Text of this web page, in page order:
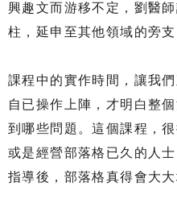
興趣文而游移不定，劉醫
柱，延申至其他領域的旁
課程中的實作時間，讓我
自已操作上陣，才明白整
到哪些問題。這個課程，
或是經營部落格已久的人
指導後，部落格真得會大大